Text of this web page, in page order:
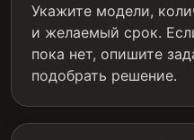
Укажите модели,
и желаемый срок.
пока нет, опишите
подобрать решение.